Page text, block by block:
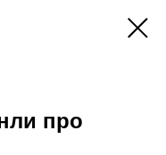
про